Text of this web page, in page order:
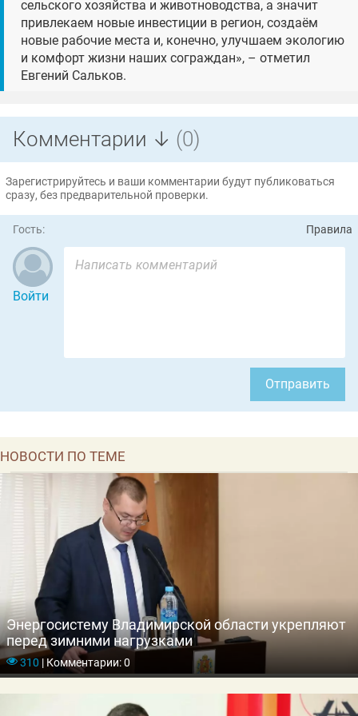
сельского хозяйства и животноводства, а значит
привлекаем новые инвестиции в регион, создаём
новые рабочие места и, конечно, улучшаем экологию
и комфорт жизни наших сограждан», – отметил
Евгений Сальков.
Комментарии ↓ (0)
Зарегистрируйтесь и ваши комментарии будут публиковаться
сразу, без предварительной проверки.
Гость: Правила
Войти
Отправить
НОВОСТИ ПО ТЕМЕ
Энергосистему Владимирской области укрепляют
перед зимними нагрузками
310 |Комментарии: 0